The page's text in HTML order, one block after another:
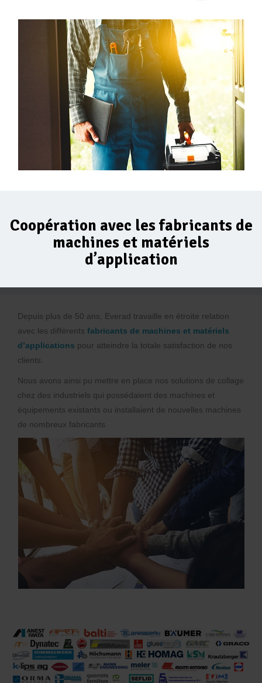
Coopération avec les fabricants de
machines et matériels
d’application
Depuis plus de 50 ans, Everad travaille en étroite relation
avec les différents fabricants de machines et matériels
d’applications pour atteindre la totale satisfaction de nos
clients.
Nous avons ainsi pu mettre en place nos solutions de collage
chez des industriels qui possédaient des machines et
équipements existants ou installaient de nouvelles machines
de nombreux fabricants.